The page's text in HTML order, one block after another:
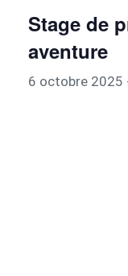
Stage de
aventure
6 octobre 2025